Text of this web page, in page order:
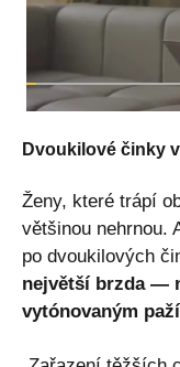
Dvoukilové činky
Ženy, které trápí
většinou nehrnou.
po dvoukilových
největší brzda —
vytónovaným